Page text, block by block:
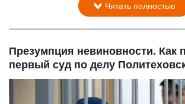
Читать полностью
Презумпция невиновности. Как
первый суд по делу